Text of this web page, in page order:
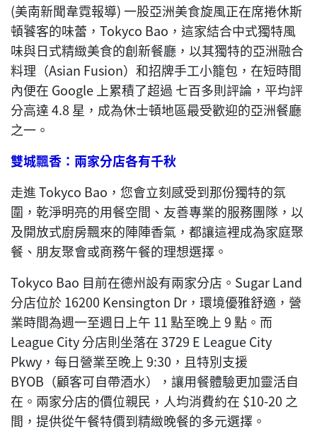
(美南新聞韋霓報導) 一股亞洲美食旋風正在席捲休斯
頓饕客的味蕾，Tokyco Bao，這家結合中式獨特風
味與日式精緻美食的創新餐廳，以其獨特的亞洲融合
料理（Asian Fusion）和招牌手工小籠包，在短時間
內便在 Google 上累積了超過 七百多則評論，平均評
分高達 4.8 星，成為休士頓地區最受歡迎的亞洲餐廳
之一。
雙城飄香：兩家分店各有千秋
走進 Tokyco Bao，您會立刻感受到那份獨特的氛
圍，乾淨明亮的用餐空間、友善專業的服務團隊，以
及開放式廚房飄來的陣陣香氣，都讓這裡成為家庭聚
餐、朋友聚會或商務午餐的理想選擇。
Tokyco Bao 目前在德州設有兩家分店。Sugar Land
分店位於 16200 Kensington Dr，環境優雅舒適，營
業時間為週一至週日上午 11 點至晚上 9 點。而
League City 分店則坐落在 3729 E League City
Pkwy，每日營業至晚上 9:30，且特別支援
BYOB（顧客可自帶酒水），讓用餐體驗更加靈活自
在。兩家分店的價位親民，人均消費約在 $10-20 之
間，提供從午餐特價到精緻晚餐的多元選擇。